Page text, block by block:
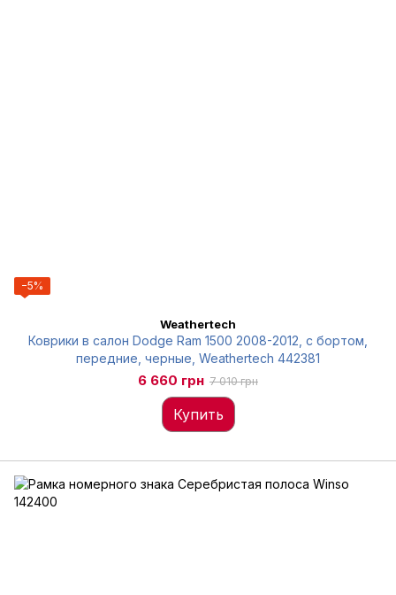
−5%
Weathertech
Коврики в салон Dodge Ram 1500 2008-2012, с бортом,
передние, черные, Weathertech 442381
6 660 грн 7 010 грн
Купить